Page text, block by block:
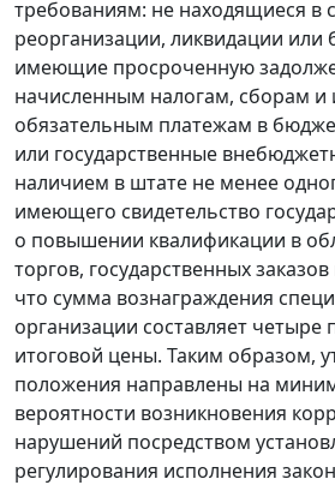
требованиям: не находящиеся в
реорганизации, ликвидации или
имеющие просроченную
начисленным налогам, сборам
обязательным платежам в
или государственные
наличием в штате не менее
имеющего свидетельство
о повышении квалификации в
торгов, государственных
что сумма вознаграждения
организации составляет четыре
итоговой цены. Таким образом,
положения направлены на
вероятности возникновения
нарушений посредством
регулирования исполнения